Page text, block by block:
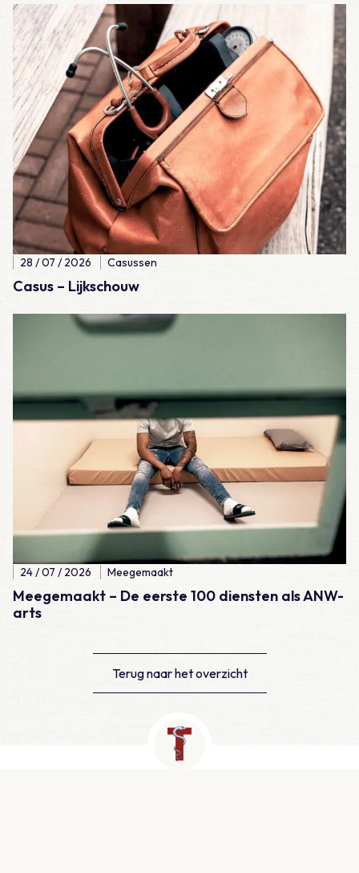
Casus – Lijkschouw
28 / 07 / 2026 Casussen
Lees meer over Casus – Lijkschouw
Meegemaakt – De eerste 100 diensten als ANW-
arts
24 / 07 / 2026 Meegemaakt
Lees meer over Meegemaakt – De eerste 100 diensten als
Terug naar het overzicht